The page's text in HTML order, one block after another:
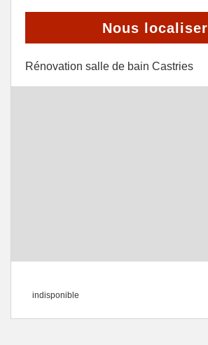
Nous localiser
Rénovation salle de bain Castries
indisponible